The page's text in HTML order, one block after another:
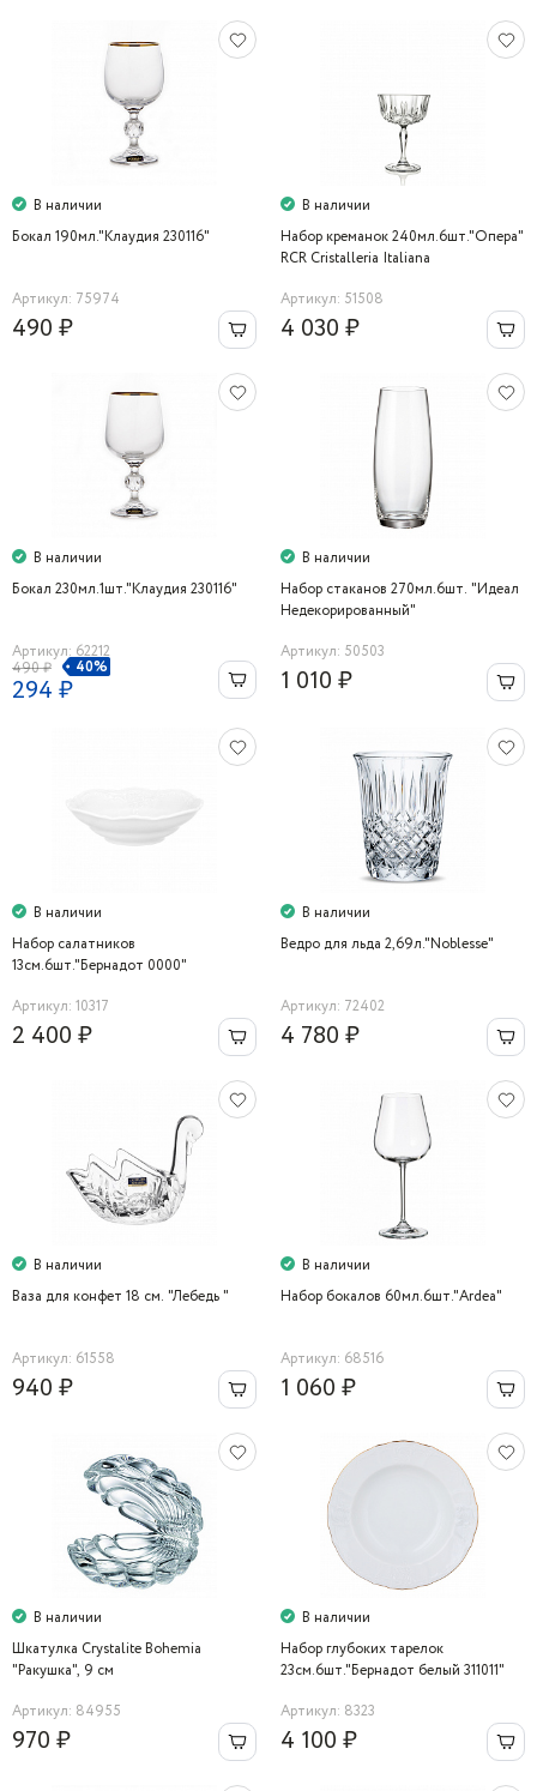
В наличии
Бокал 190мл."Клаудия 230116"
Артикул: 75974
490 ₽
В наличии
Набор креманок 240мл.6шт."Опера"
RCR Cristalleria Italiana
Артикул: 51508
4 030 ₽
В наличии
Бокал 230мл.1шт."Клаудия 230116"
Артикул: 62212
490 ₽
40%
294 ₽
В наличии
Набор стаканов 270мл.6шт. "Идеал
Недекорированный"
Артикул: 50503
1 010 ₽
В наличии
Набор салатников
13см.6шт."Бернадот 0000"
Артикул: 10317
2 400 ₽
В наличии
Ведро для льда 2,69л."Noblesse"
Артикул: 72402
4 780 ₽
В наличии
Ваза для конфет 18 cм. "Лебедь "
Артикул: 61558
940 ₽
В наличии
Набор бокалов 60мл.6шт."Ardea"
Артикул: 68516
1 060 ₽
В наличии
Шкатулка Crystalite Bohemia
"Ракушка", 9 см
Артикул: 84955
970 ₽
В наличии
Набор глубоких тарелок
23см.6шт."Бернадот белый 311011"
Артикул: 8323
4 100 ₽